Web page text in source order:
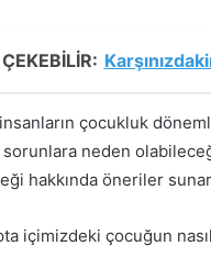
çocukluk
sorunlara neden
hakkında öneriler
içimizdeki çocuğun